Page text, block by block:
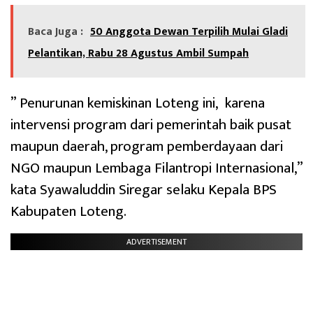
Baca Juga : 50 Anggota Dewan Terpilih Mulai Gladi
Pelantikan, Rabu 28 Agustus Ambil Sumpah
” Penurunan kemiskinan Loteng ini, karena
intervensi program dari pemerintah baik pusat
maupun daerah, program pemberdayaan dari
NGO maupun Lembaga Filantropi Internasional,”
kata Syawaluddin Siregar selaku Kepala BPS
Kabupaten Loteng.
ADVERTISEMENT